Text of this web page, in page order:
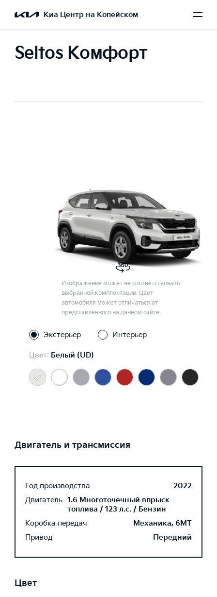
Киа Центр на Копейском
Seltos Комфорт
Изображение может не соответствовать
выбранной комплектации. Цвет
автомобиля может отличаться от
представленного на данном сайте.
Экстерьер Интерьер
Цвет: Белый (UD)
Двигатель и трансмиссия
Год производства
2022
Двигатель 1.6 Многоточечный впрыск
топлива / 123 л.с. / Бензин
Коробка передач
Механика, 6MT
Привод
Передний
Цвет